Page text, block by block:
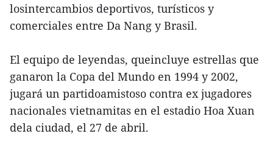
losintercambios deportivos, turísticos y
comerciales entre Da Nang y Brasil.
El equipo de leyendas, queincluye estrellas que
ganaron la Copa del Mundo en 1994 y 2002,
jugará un partidoamistoso contra ex jugadores
nacionales vietnamitas en el estadio Hoa Xuan
dela ciudad, el 27 de abril.